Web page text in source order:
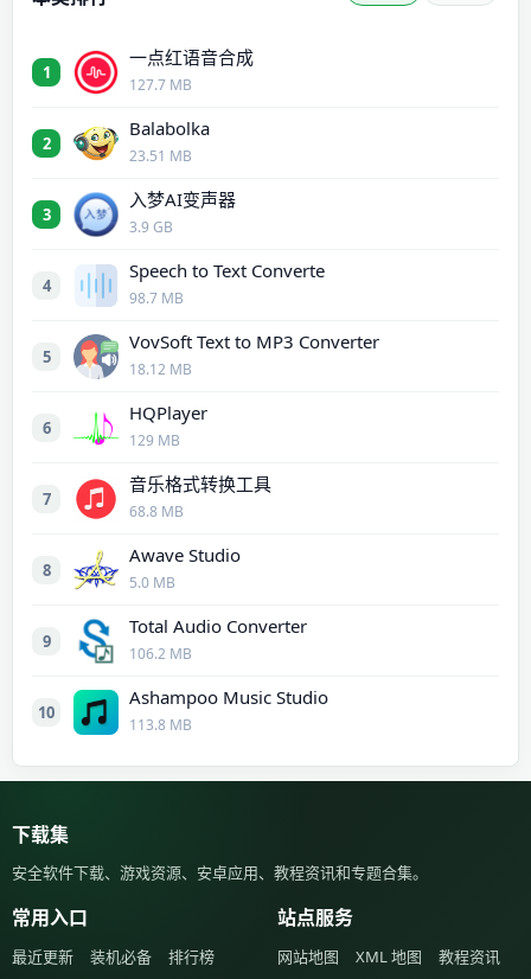
1
一点红语音合成
127.7 MB
2
Balabolka
23.51 MB
3
入梦AI变声器
3.9 GB
4
Speech to Text Converte
98.7 MB
5
VovSoft Text to MP3 Converter
18.12 MB
6
HQPlayer
129 MB
7
音乐格式转换工具
68.8 MB
8
Awave Studio
5.0 MB
9
Total Audio Converter
106.2 MB
10
Ashampoo Music Studio
113.8 MB
下载集
安全软件下载、游戏资源、安卓应用、教程资讯和专题合集。
常用入口
最近更新 装机必备 排行榜
站点服务
网站地图 XML 地图 教程资讯